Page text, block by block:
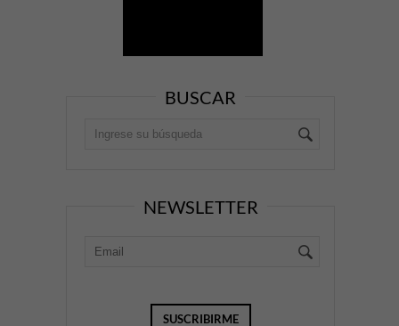
BUSCAR
NEWSLETTER